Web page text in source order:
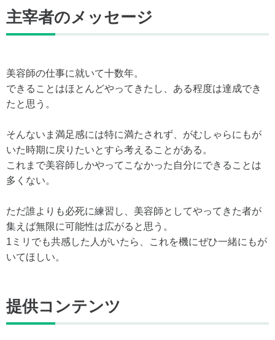
主宰者のメッセージ
美容師の仕事に就いて十数年。
できることはほとんどやってきたし、ある程度は達成でき
たと思う。
そんないま満足感には特に満たされず、がむしゃらにもが
いた時期に戻りたいとすら考えることがある。
これまで美容師しかやってこなかった自分にできることは
多くない。
ただ誰よりも必死に練習し、美容師としてやってきた者が
集えば無限に可能性は広がると思う。
1ミリでも共感した人がいたら、これを機にぜひ一緒にもが
いてほしい。
提供コンテンツ